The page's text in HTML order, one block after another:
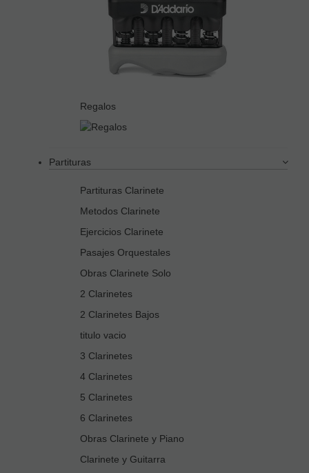
Regalos
Partituras
Partituras Clarinete
Metodos Clarinete
Ejercicios Clarinete
Pasajes Orquestales
Obras Clarinete Solo
2 Clarinetes
2 Clarinetes Bajos
titulo vacio
3 Clarinetes
4 Clarinetes
5 Clarinetes
6 Clarinetes
Obras Clarinete y Piano
Clarinete y Guitarra